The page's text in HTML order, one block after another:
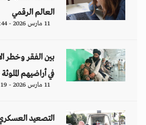
العالم الرقمي
11 مارس 2026 - 13:44
بين الفقر وخطر
في أراضيهم
11 مارس 2026 - 11:19
التصعيد